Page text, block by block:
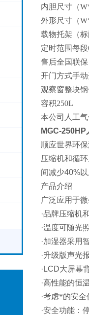
内胆尺寸（
外形尺寸（
载物托架（
定时范围每
售后全国联保
开门方式手
观察窗整块
容积250L
本公司人工
MGC-250HP
顺应世界环
压缩机和循
间减少40%
产品介绍
广泛应用于
·品牌压缩机
·温度可随光
·加湿器采用
·升级版声光
·LCD大屏幕
·高性能的恒
·考虑*的安全
·安全功能：